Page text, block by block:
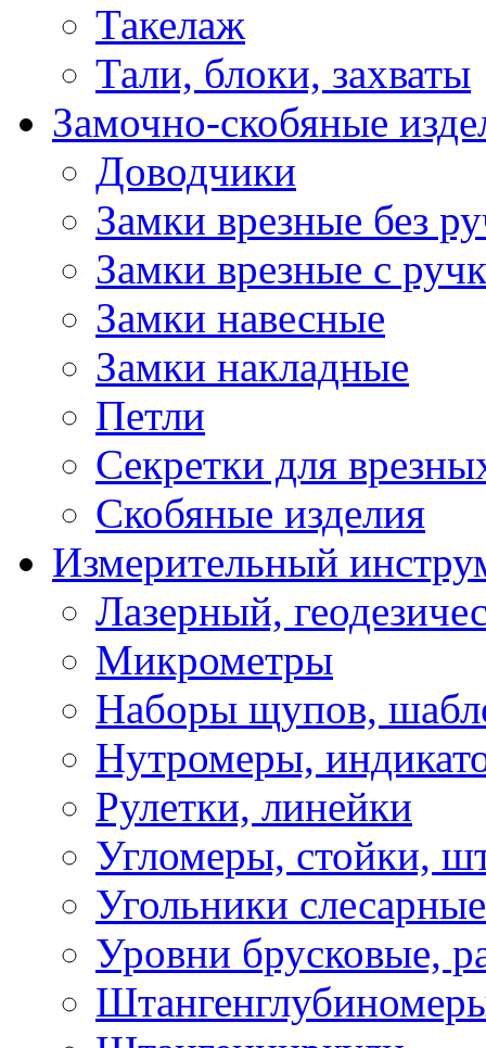
Такелаж
Тали, блоки, захваты
Замочно-скобяные
Доводчики
Замки врезные без
Замки врезные с
Замки навесные
Замки накладные
Петли
Секретки для
Скобяные изделия
Измерительный
Лазерный,
Микрометры
Наборы щупов,
Нутромеры,
Рулетки, линейки
Угломеры, стойки,
Угольники слесарные
Уровни брусковые,